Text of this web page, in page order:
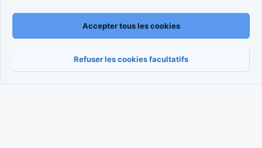
S
Community platform by XenForo® © 2010-2026 XenForo Ltd.
Traduction française parXenForo FR|Media embeds via s9e/MediaSites
Accepter tous les cookies
Refuser les cookies facultatifs